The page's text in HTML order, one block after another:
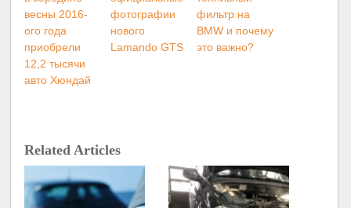
весны 2016-
ого года
приобрели
12,2 тысячи
авто Хюндай
фотографии
нового
Lamando GTS
фильтр на
BMW и почему
это важно?
Related Articles